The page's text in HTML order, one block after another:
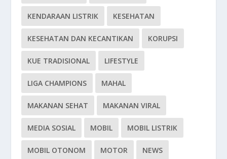
KENDARAAN LISTRIK KESEHATAN
KESEHATAN DAN KECANTIKAN KORUPSI
KUE TRADISIONAL LIFESTYLE
LIGA CHAMPIONS MAHAL
MAKANAN SEHAT MAKANAN VIRAL
MEDIA SOSIAL MOBIL MOBIL LISTRIK
MOBIL OTONOM MOTOR NEWS